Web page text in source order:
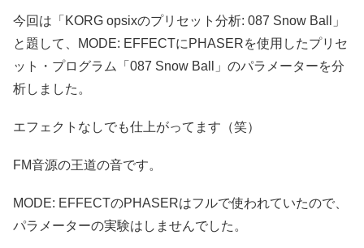
今回は「KORG opsixのプリセット分析: 087 Snow Ball」
と題して、MODE: EFFECTにPHASERを使用したプリセ
ット・プログラム「087 Snow Ball」のパラメーターを分
析しました。
エフェクトなしでも仕上がってます（笑）
FM音源の王道の音です。
MODE: EFFECTのPHASERはフルで使われていたので、
パラメーターの実験はしませんでした。